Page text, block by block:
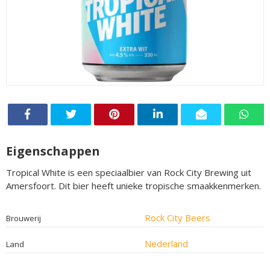
Eigenschappen
Tropical White is een speciaalbier van Rock City Brewing uit
Amersfoort. Dit bier heeft unieke tropische smaakkenmerken.
Brouwerij Rock City Beers
Land Nederland